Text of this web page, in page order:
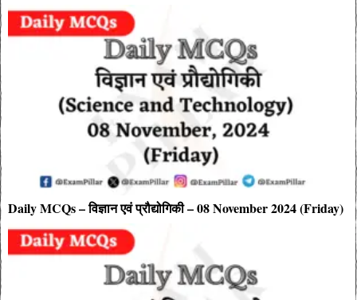
Daily MCQs – विज्ञान एवं प्रौद्योगिकी – 08 November 2024 (Friday)